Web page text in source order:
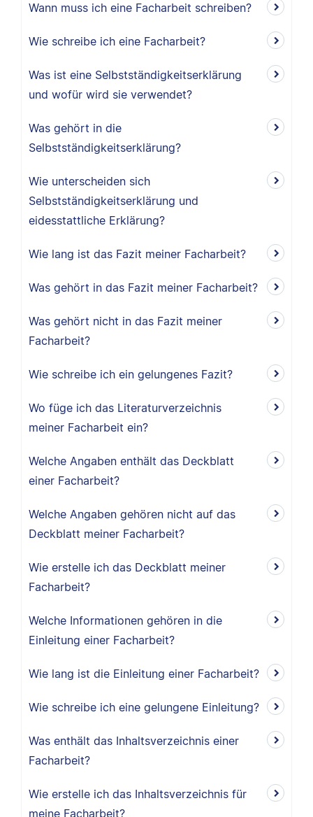
Wann muss ich eine Facharbeit schreiben?
Wie schreibe ich eine Facharbeit?
Was ist eine Selbstständigkeitserklärung
und wofür wird sie verwendet?
Was gehört in die
Selbstständigkeitserklärung?
Wie unterscheiden sich
Selbstständigkeitserklärung und
eidesstattliche Erklärung?
Wie lang ist das Fazit meiner Facharbeit?
Was gehört in das Fazit meiner Facharbeit?
Was gehört nicht in das Fazit meiner
Facharbeit?
Wie schreibe ich ein gelungenes Fazit?
Wo füge ich das Literaturverzeichnis
meiner Facharbeit ein?
Welche Angaben enthält das Deckblatt
einer Facharbeit?
Welche Angaben gehören nicht auf das
Deckblatt meiner Facharbeit?
Wie erstelle ich das Deckblatt meiner
Facharbeit?
Welche Informationen gehören in die
Einleitung einer Facharbeit?
Wie lang ist die Einleitung einer Facharbeit?
Wie schreibe ich eine gelungene Einleitung?
Was enthält das Inhaltsverzeichnis einer
Facharbeit?
Wie erstelle ich das Inhaltsverzeichnis für
meine Facharbeit?